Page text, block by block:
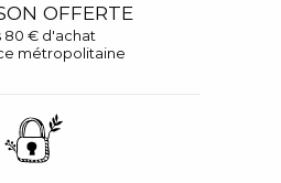
OFFERTE
80 € d'achat
métropolitaine